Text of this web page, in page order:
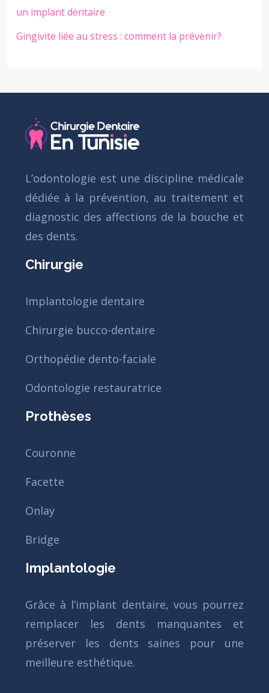
un implant dentaire
Gingivite liée au stress : comment la prévenir?
L’odontologie est une discipline médicale
dédiée à la prévention, au traitement et
diagnostic des affections de la bouche et
des dents.
Chirurgie
Implantologie dentaire
Chirurgie bucco-dentaire
Orthopédie dento-faciale
Odontologie restauratrice
Prothèses
Couronne
Facette
Onlay
Bridge
Implantologie
Grâce à l’implant dentaire, vous pourrez
remplacer les dents manquantes et
préserver les dents saines pour une
meilleure esthétique.